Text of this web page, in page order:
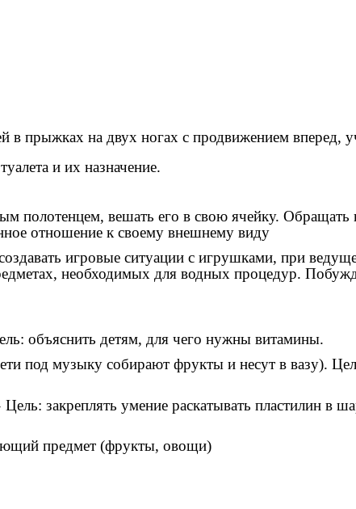
в прыжках на двух ногах с продвижением вперед,
и их назначение.
полотенцем, вешать его в свою ячейку. Обращать
отношение к своему внешнему виду
игровые ситуации с игрушками, при
необходимых для водных процедур.
объяснить детям, для чего нужны витамины.
под музыку собирают фрукты и несут в вазу).
Цель: закреплять умение раскатывать пластилин в
предмет (фрукты, овощи)